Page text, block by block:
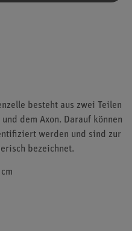
besteht aus zwei Teilen
dem Axon. Darauf können
werden und sind zur
bezeichnet.